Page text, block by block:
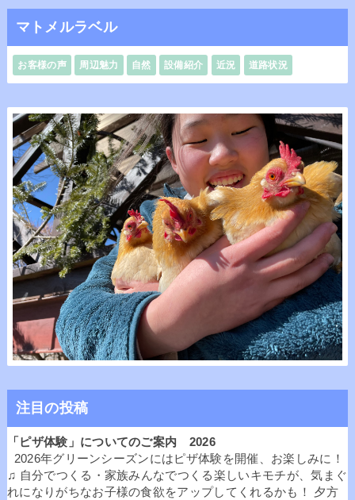
マトメルラベル
お客様の声 周辺魅力 自然 設備紹介 近況 道路状況
注目の投稿
「ピザ体験」についてのご案内 2026
2026年グリーンシーズンにはピザ体験を開催、お楽しみに！
♫ 自分でつくる・家族みんなでつくる楽しいキモチが、気まぐ
れになりがちなお子様の食欲をアップしてくれるかも！ 夕方